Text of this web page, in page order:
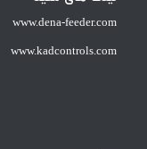
www.dena-feeder.com
www.kadcontrols.com